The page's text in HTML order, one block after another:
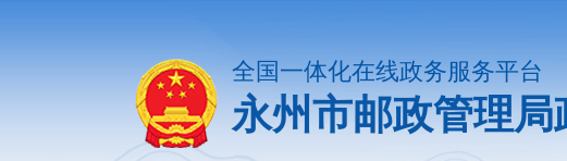
全国一体化在线政务服务平台
永州市邮政管理